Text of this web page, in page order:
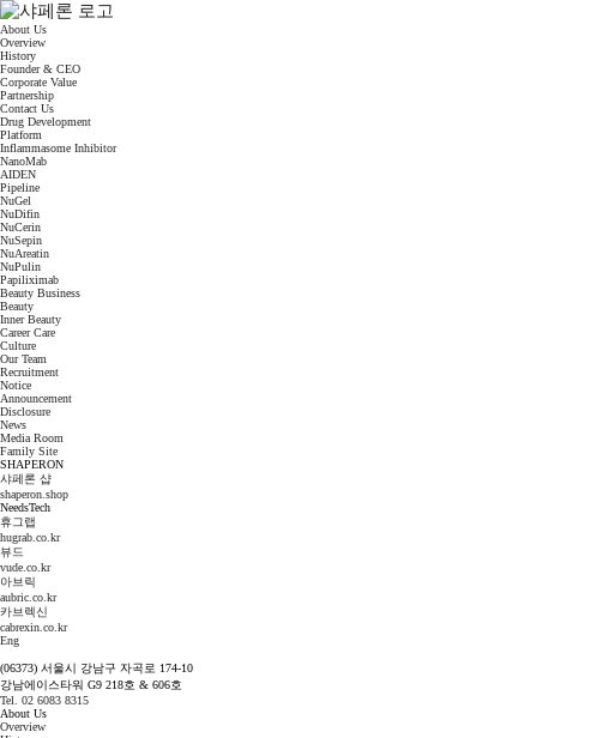
About Us
Overview
History
Founder & CEO
Corporate Value
Partnership
Contact Us
Drug Development
Platform
Inflammasome Inhibitor
NanoMab
AIDEN
Pipeline
NuGel
NuDifin
NuCerin
NuSepin
NuAreatin
NuPulin
Papiliximab
Beauty Business
Beauty
Inner Beauty
Career Care
Culture
Our Team
Recruitment
Notice
Announcement
Disclosure
News
Media Room
Family Site
SHAPERON
샤페론 샵
shaperon.shop
NeedsTech
휴그랩
hugrab.co.kr
뷰드
vude.co.kr
아브릭
aubric.co.kr
카브렉신
cabrexin.co.kr
Eng
(06373) 서울시 강남구 자곡로 174-10
강남에이스타워 G9 218호 & 606호
Tel. 02 6083 8315
About Us
Overview